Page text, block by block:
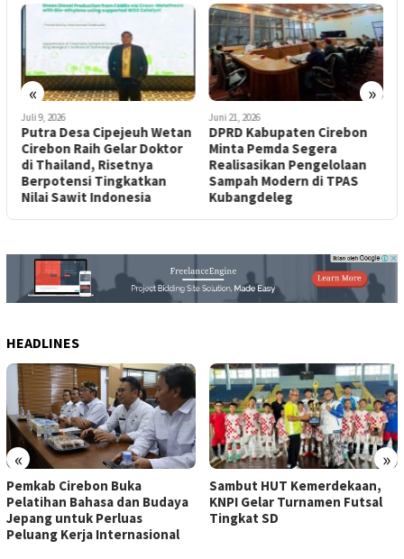
« »
Juli 9, 2026
Putra Desa Cipejeuh Wetan
Cirebon Raih Gelar Doktor
di Thailand, Risetnya
Berpotensi Tingkatkan
Nilai Sawit Indonesia
Juni 21, 2026
DPRD Kabupaten Cirebon
Minta Pemda Segera
Realisasikan Pengelolaan
Sampah Modern di TPAS
Kubangdeleg
HEADLINES
« »
Pemkab Cirebon Buka
Pelatihan Bahasa dan Budaya
Jepang untuk Perluas
Peluang Kerja Internasional
Sambut HUT Kemerdekaan,
KNPI Gelar Turnamen Futsal
Tingkat SD